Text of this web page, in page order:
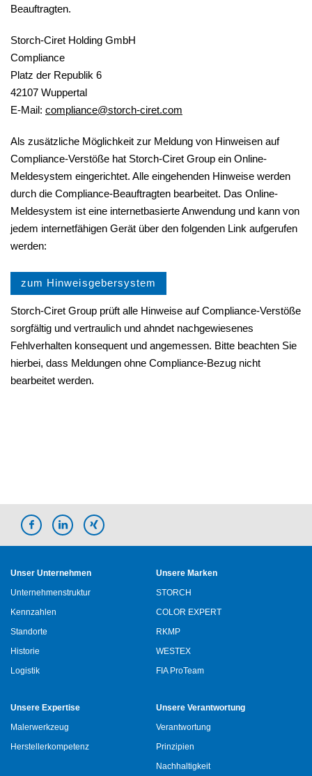
Beauftragten.
Storch-Ciret Holding GmbH
Compliance
Platz der Republik 6
42107 Wuppertal
E-Mail: compliance@storch-ciret.com
Als zusätzliche Möglichkeit zur Meldung von Hinweisen auf
Compliance-Verstöße hat Storch-Ciret Group ein Online-
Meldesystem eingerichtet. Alle eingehenden Hinweise werden
durch die Compliance-Beauftragten bearbeitet. Das Online-
Meldesystem ist eine internetbasierte Anwendung und kann von
jedem internetfähigen Gerät über den folgenden Link aufgerufen
werden:
zum Hinweisgebersystem
Storch-Ciret Group prüft alle Hinweise auf Compliance-Verstöße
sorgfältig und vertraulich und ahndet nachgewiesenes
Fehlverhalten konsequent und angemessen. Bitte beachten Sie
hierbei, dass Meldungen ohne Compliance-Bezug nicht
bearbeitet werden.
Unser Unternehmen
Unternehmenstruktur
Kennzahlen
Standorte
Historie
Logistik
Unsere Marken
STORCH
COLOR EXPERT
RKMP
WESTEX
FIA ProTeam
Unsere Expertise
Malerwerkzeug
Herstellerkompetenz
Unsere Verantwortung
Verantwortung
Prinzipien
Nachhaltigkeit